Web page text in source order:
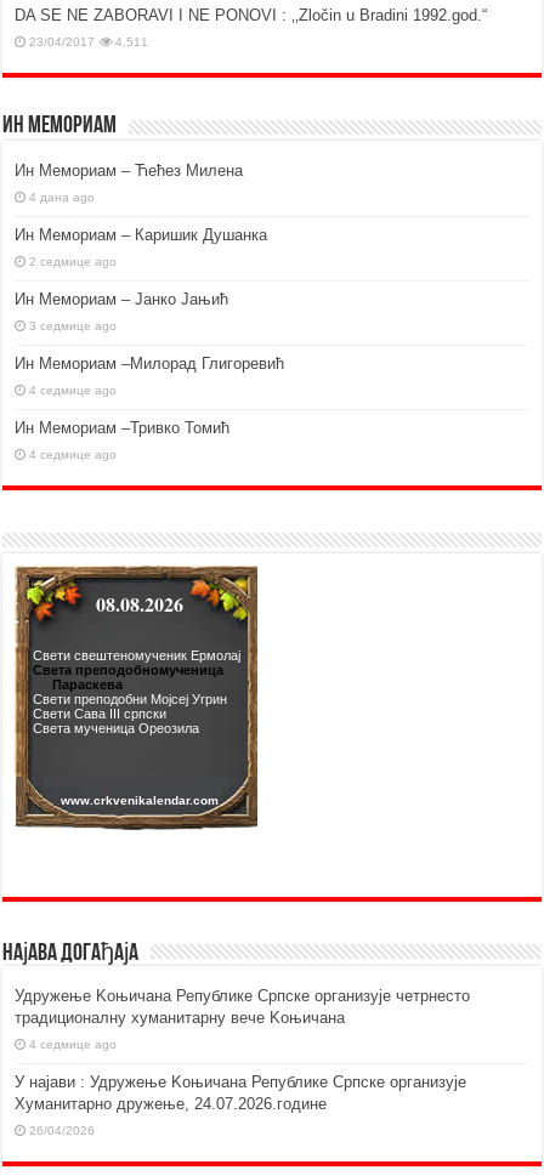
DA SE NE ZABORAVI I NE PONOVI : ‚‚Zločin u Bradini 1992.god.“
23/04/2017 4,511
Ин Мемориам
Ин Мемориам – Ћећез Милена
4 дана ago
Ин Мемориам – Каришик Душанка
2 седмице ago
Ин Мемориам – Јанко Јањић
3 седмице ago
Ин Мемориам –Милорад Глигоревић
4 седмице ago
Ин Мемориам –Тривко Томић
4 седмице ago
Најава догађаја
Удружење Kоњичана Републике Српске организује четрнесто
традиционалну хуманитарну вече Kоњичана
4 седмице ago
У најави : Удружење Kоњичана Републике Српске организује
Хуманитарно дружење, 24.07.2026.године
26/04/2026